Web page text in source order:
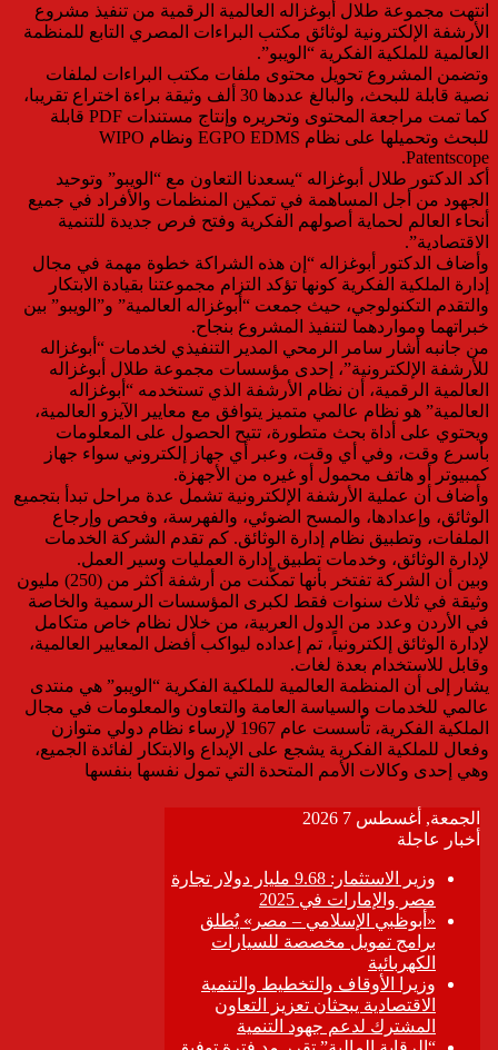
انتهت مجموعة طلال أبوغزاله العالمية الرقمية من تنفيذ مشروع
الأرشفة الإلكترونية لوثائق مكتب البراءات المصري التابع للمنظمة
العالمية للملكية الفكرية “الويبو”.
وتضمن المشروع تحويل محتوى ملفات مكتب البراءات لملفات
نصية قابلة للبحث، والبالغ عددها 30 ألف وثيقة براءة اختراع تقريبا،
كما تمت مراجعة المحتوى وتحريره وإنتاج مستندات PDF قابلة
للبحث وتحميلها على نظام EGPO EDMS ونظام WIPO
Patentscope.
أكد الدكتور طلال أبوغزاله “يسعدنا التعاون مع “الويبو” وتوحيد
الجهود من أجل المساهمة في تمكين المنظمات والأفراد في جميع
أنحاء العالم لحماية أصولهم الفكرية وفتح فرص جديدة للتنمية
الاقتصادية”.
وأضاف الدكتور أبوغزاله “إن هذه الشراكة خطوة مهمة في مجال
إدارة الملكية الفكرية كونها تؤكد التزام مجموعتنا بقيادة الابتكار
والتقدم التكنولوجي، حيث جمعت “أبوغزاله العالمية” و”الويبو” بين
خبراتهما ومواردهما لتنفيذ المشروع بنجاح.
من جانبه أشار سامر الرمحي المدير التنفيذي لخدمات “أبوغزاله
للأرشفة الإلكترونية”، إحدى مؤسسات مجموعة طلال أبوغزاله
العالمية الرقمية، أن نظام الأرشفة الذي تستخدمه “أبوغزاله
العالمية” هو نظام عالمي متميز يتوافق مع معايير الآيزو العالمية،
ويحتوي على أداة بحث متطورة، تتيح الحصول على المعلومات
بأسرع وقت، وفي أي وقت، وعبر أي جهاز إلكتروني سواء جهاز
كمبيوتر أو هاتف محمول أو غيره من الأجهزة.
وأضاف أن عملية الأرشفة الإلكترونية تشمل عدة مراحل تبدأ بتجميع
الوثائق، وإعدادها، والمسح الضوئي، والفهرسة، وفحص وإرجاع
الملفات، وتطبيق نظام إدارة الوثائق. كم تقدم الشركة الخدمات
لإدارة الوثائق، وخدمات تطبيق إدارة العمليات وسير العمل.
وبين أن الشركة تفتخر بأنها تمكّنت من أرشفة أكثر من (250) مليون
وثيقة في ثلاث سنوات فقط لكبرى المؤسسات الرسمية والخاصة
في الأردن وعدد من الدول العربية، من خلال نظام خاص متكامل
لإدارة الوثائق إلكترونياً، تم إعداده ليواكب أفضل المعايير العالمية،
وقابل للاستخدام بعدة لغات.
يشار إلى أن المنظمة العالمية للملكية الفكرية “الويبو” هي منتدى
عالمي للخدمات والسياسة العامة والتعاون والمعلومات في مجال
الملكية الفكرية، تأسست عام 1967 لإرساء نظام دولي متوازن
وفعال للملكية الفكرية يشجع على الإبداع والابتكار لفائدة الجميع،
وهي إحدى وكالات الأمم المتحدة التي تمول نفسها بنفسها